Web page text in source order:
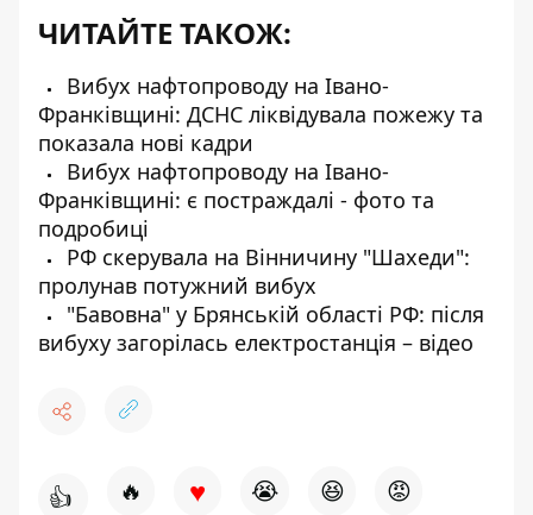
ЧИТАЙТЕ ТАКОЖ:
Вибух нафтопроводу на Івано-
Франківщині: ДСНС ліквідувала пожежу та
показала нові кадри
Вибух нафтопроводу на Івано-
Франківщині: є постраждалі - фото та
подробиці
РФ скерувала на Вінничину "Шахеди":
пролунав потужний вибух
"Бавовна" у Брянській області РФ: після
вибуху загорілась електростанція – відео
👍 🔥 ♥ 😭 😆 😡